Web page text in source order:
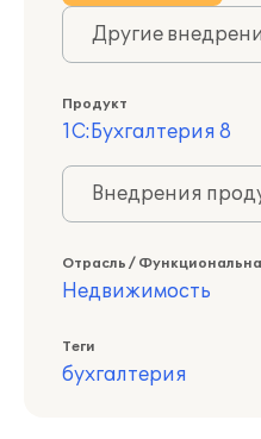
Другие
Продукт
1С:Бухгалтерия 8
Внедрения
Отрасль /
Недвижимость
Теги
бухгалтерия